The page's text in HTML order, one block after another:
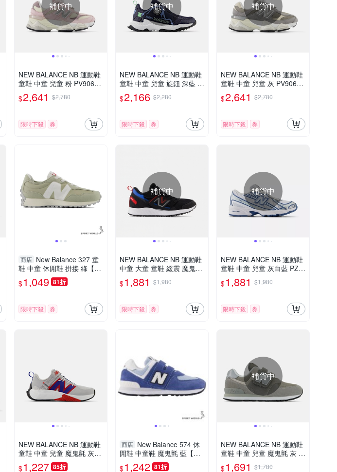
補貨中
NEW BALANCE NB 運動鞋
童鞋 中童 兒童 粉 PV9060B
E-W楦
$2,641 $2,780
限時下殺 券
補貨中
NEW BALANCE NB 運動鞋
童鞋 中童 兒童 旋鈕 深藍 P
TBTRBG1-W楦
$2,166 $2,280
限時下殺 券
補貨中
NEW BALANCE NB 運動鞋
童鞋 中童 兒童 灰 PV9060B
A-W楦
$2,641 $2,780
限時下殺 券
商店 New Balance 327 童
鞋 中童 休閒鞋 拼接 綠【運
動世界】PH327LD-W
$1,049 81折
限時下殺 券
補貨中
NEW BALANCE NB 運動鞋
中童 大童 童鞋 緩震 魔鬼氈
黑紅 YU650BR1-W楦
$1,881 $1,980
限時下殺 券
補貨中
NEW BALANCE NB 運動鞋
童鞋 中童 兒童 灰白藍 PZ7
40LB-W楦
$1,881 $1,980
限時下殺 券
NEW BALANCE NB 運動鞋
童鞋 中童 兒童 魔鬼氈 灰藍
紅 PTFCYAM-W楦
$1,227 85折
商店 New Balance 574 休
閒鞋 中童鞋 魔鬼氈 藍【運
動世界】P5742I6-W
$1,242 81折
補貨中
NEW BALANCE NB 運動鞋
童鞋 中童 兒童 魔鬼氈 灰 P
V574EVG-W楦
$1,691 $1,780